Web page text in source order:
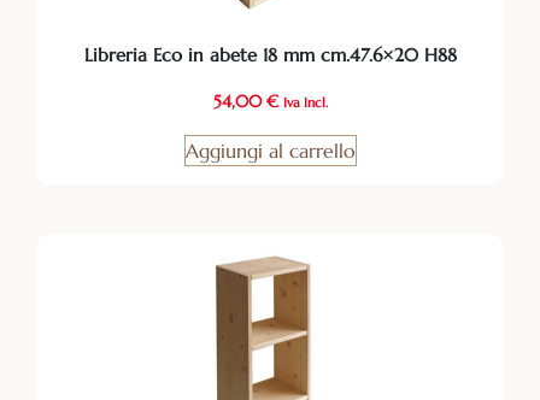
Libreria Eco in abete 18 mm cm.47.6×20 H88
54,00€ Iva Incl.
Aggiungi al carrello